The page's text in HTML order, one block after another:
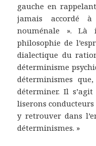
gauche en
jamais accordé
nouménale ». Là
philosophie de
dialectique du
déterminisme
déterminismes
déterminer. Il
liserons
y retrouver dans
déterminismes. »